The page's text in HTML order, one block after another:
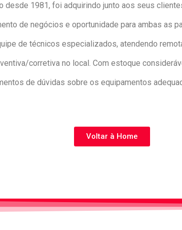
desde 1981, foi adquirindo junto aos seus
de negócios e oportunidade para ambas as
de técnicos especializados, atendendo
corretiva no local. Com estoque
de dúvidas sobre os equipamentos
Voltar à Home